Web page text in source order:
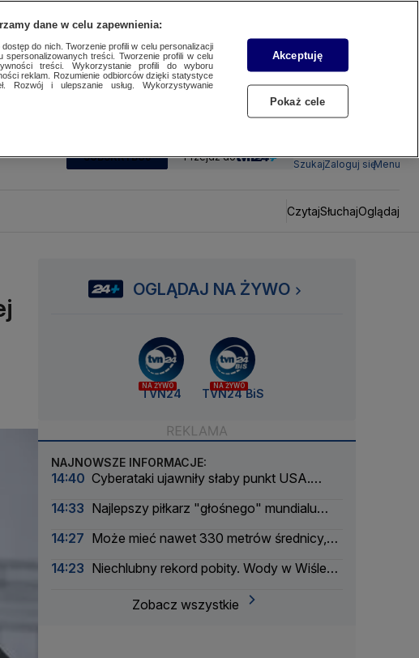
SUBSKRYBUJ Przejdź do
SzukajZaloguj sięMenu
CzytajSłuchajOglądaj
OGLĄDAJ NA ŻYWO
NA ŻYWO
TVN24
NA ŻYWO
TVN24 BiS
NAJNOWSZE INFORMACJE:
14:40 Cyberataki ujawniły słaby punkt USA.
14:33 Najlepszy piłkarz "głośnego" mundialu
14:27 Może mieć nawet 330 metrów średnicy,
14:23 Niechlubny rekord pobity. Wody w Wiśle
Zobacz wszystkie
dane w celu zapewnienia:
do nich. Tworzenie profili w celu personalizacji
treści. Tworzenie profili w celu
treści. Wykorzystanie profili do wyboru
reklam. Rozumienie odbiorców dzięki statystyce
Rozwój i ulepszanie usług. Wykorzystywanie
Akceptuję
Pokaż cele